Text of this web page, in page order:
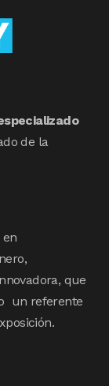
de la
en
que
un referente